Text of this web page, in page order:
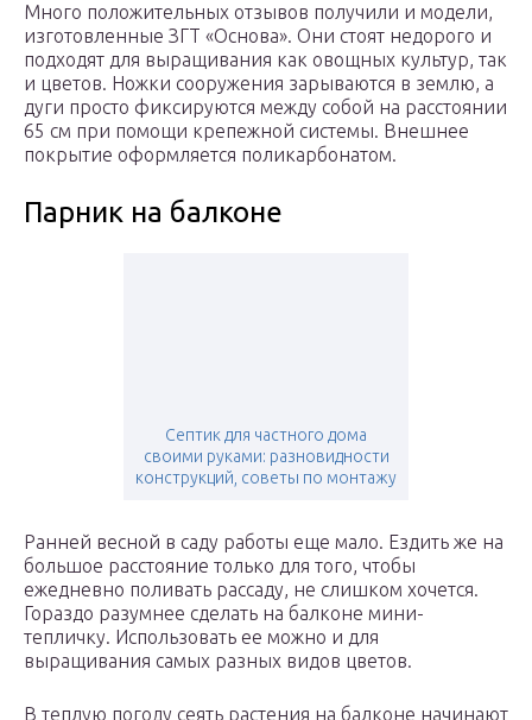
Много положительных отзывов получили и модели,
изготовленные ЗГТ «Основа». Они стоят недорого и
подходят для выращивания как овощных культур, так
и цветов. Ножки сооружения зарываются в землю, а
дуги просто фиксируются между собой на расстоянии
65 см при помощи крепежной системы. Внешнее
покрытие оформляется поликарбонатом.
Парник на балконе
Септик для частного дома
своими руками: разновидности
конструкций, советы по монтажу
Ранней весной в саду работы еще мало. Ездить же на
большое расстояние только для того, чтобы
ежедневно поливать рассаду, не слишком хочется.
Гораздо разумнее сделать на балконе мини-
тепличку. Использовать ее можно и для
выращивания самых разных видов цветов.
В теплую погоду сеять растения на балконе начинают